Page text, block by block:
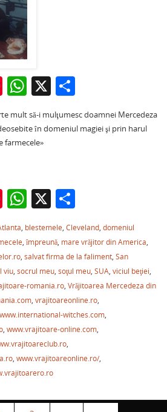
Pi
er
e
W
h
at
s
p
p
X P
ar
ta
ză
mult să-i mulţumesc doamnei Mercedeza
în domeniul magiei şi prin harul
farmecele»
Pi
nt
er
e
st
W
h
at
s
A
p
p
X P
ar
ta
je
a
ză
, blestemele,Cleveland,domeniul
,împreună, mare vrăjitor din America,
, salvat firma de la faliment, San
viu, socrul meu, soţul meu, SUA, viciul beţiei,
romania.ro, Vrăjitoarea Mercedeza din
, vrajitoareonline.ro,
www.international-witches.com,
, www.vrajitoare-online.com,
,
, www.vrajitoareonline.ro/,